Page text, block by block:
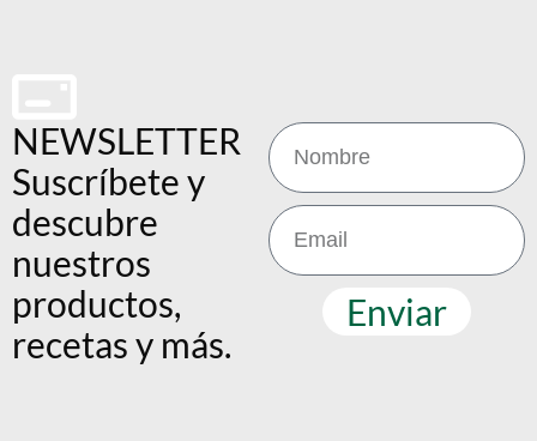
NEWSLETTER
Suscríbete y
descubre
nuestros
productos,
recetas y más.
Enviar